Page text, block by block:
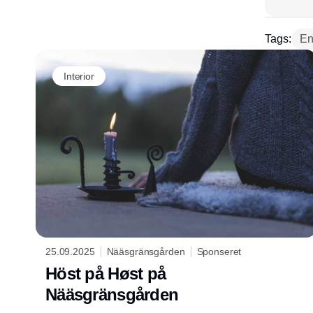
Tags:
Interior
25.09.2025 Nääsgränsgården Sponseret
Höst på Høst på
Nääsgränsgården